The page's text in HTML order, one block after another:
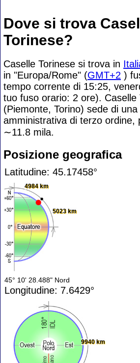
Dove si trova
Torinese?
Caselle Torinese si trova in
in "Europa/Rome" (GMT+2 )
tempo corrente di 15:25,
tuo fuso orario: 2 ore). Caselle
(Piemonte, Torino) sede di
amministrativa di terzo ordine,
∼11.8 mila.
Posizione geografica
Latitudine: 45.17458°
4984 km
5023 km
45° 10' 28.488" Nord
Longitudine: 7.6429°
9940 km